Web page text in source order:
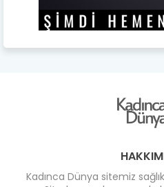
Kadınca Dünya sitemiz